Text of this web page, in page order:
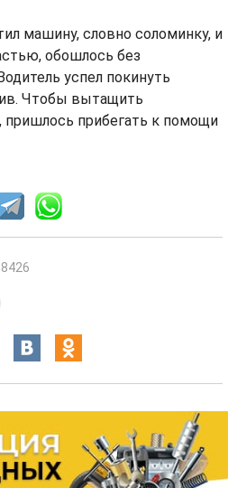
машину, словно соломинку, и
обошлось без
успел покинуть
Чтобы вытащить
пришлось прибегать к помощи